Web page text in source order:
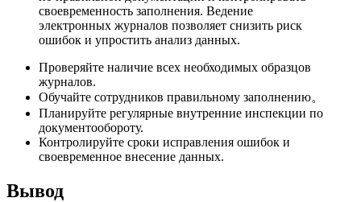
своевременность заполнения. Ведение
электронных журналов позволяет снизить риск
ошибок и упростить анализ данных.
Проверяйте наличие всех необходимых образцов
журналов.
Обучайте сотрудников правильному заполнению。
Планируйте регулярные внутренние инспекции по
документообороту.
Контролируйте сроки исправления ошибок и
своевременное внесение данных.
Вывод